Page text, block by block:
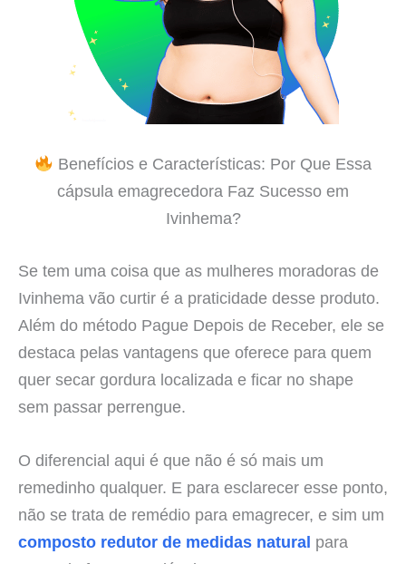
Benefícios e Características: Por Que Essa
cápsula emagrecedora Faz Sucesso em
Ivinhema?
Se tem uma coisa que as mulheres moradoras de
Ivinhema vão curtir é a praticidade desse produto.
Além do método Pague Depois de Receber, ele se
destaca pelas vantagens que oferece para quem
quer secar gordura localizada e ficar no shape
sem passar perrengue.
O diferencial aqui é que não é só mais um
remedinho qualquer. E para esclarecer esse ponto,
não se trata de remédio para emagrecer, e sim um
composto redutor de medidas natural para